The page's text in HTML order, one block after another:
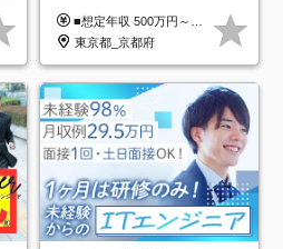
■想定年収 500万円～900万円 月給制 月給278,000円～ ※残業が発生した場合、残業代を別途全額支給します ※試用期間2ヶ月あり(待遇や給与に差異はありません)
東京都_京都府